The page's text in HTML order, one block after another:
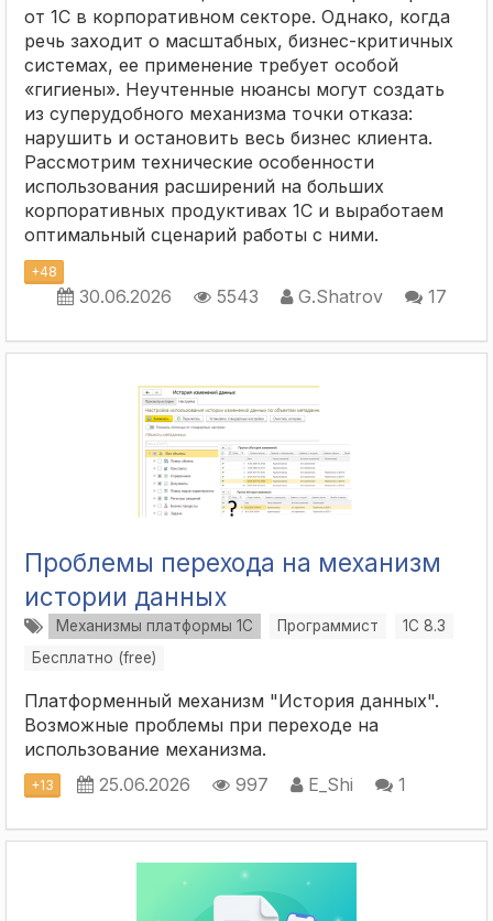
от 1С в корпоративном секторе. Однако, когда
речь заходит о масштабных, бизнес-критичных
системах, ее применение требует особой
«гигиены». Неучтенные нюансы могут создать
из суперудобного механизма точки отказа:
нарушить и остановить весь бизнес клиента.
Рассмотрим технические особенности
использования расширений на больших
корпоративных продуктивах 1С и выработаем
оптимальный сценарий работы с ними.
+48
30.06.2026 5543 G.Shatrov 17
Проблемы перехода на механизм
истории данных
Механизмы платформы 1С Программист
1С 8.3
Бесплатно (free)
Платформенный механизм "История данных".
Возможные проблемы при переходе на
использование механизма.
+13 25.06.2026 997 E_Shi 1